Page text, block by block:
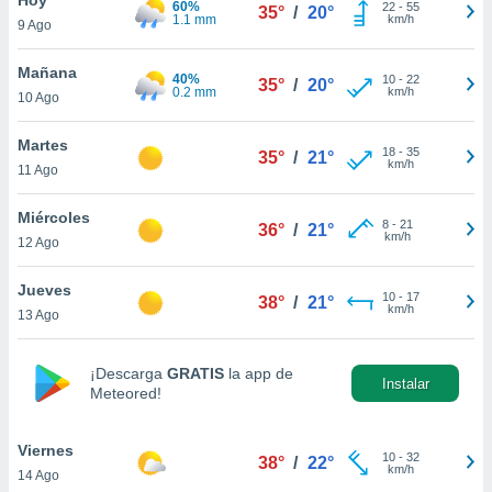
y
en
más
de
cookies
aceptar
9 Ago
60%
1.1 mm
35° / 20° 22- 55
km/h
Mañana
10 Ago
40%
0.2 mm
35° / 20° 10- 22
km/h
Martes
11 Ago
35° / 21° 18- 35
km/h
Miércoles
12 Ago
36° / 21° 8- 21
km/h
Jueves
13 Ago
38° / 21° 10- 17
km/h
¡Descarga GRATIS la app de
Meteored!
Instalar
Viernes
14 Ago
38° / 22° 10- 32
km/h